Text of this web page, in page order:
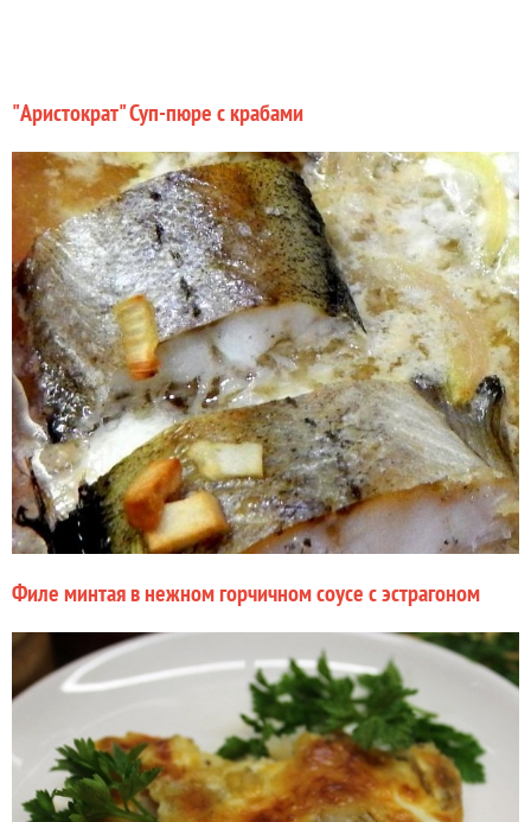
"Аристократ" Суп-пюре с крабами
Филе минтая в нежном горчичном соусе с эстрагоном